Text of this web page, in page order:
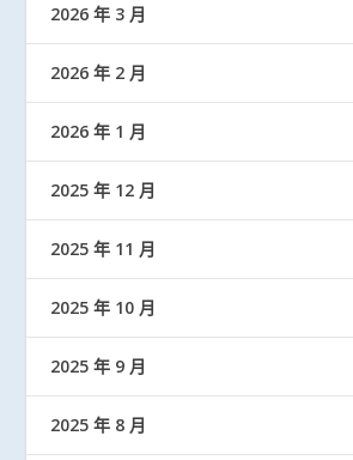
2026 年 3 月
2026 年 2 月
2026 年 1 月
2025 年 12 月
2025 年 11 月
2025 年 10 月
2025 年 9 月
2025 年 8 月